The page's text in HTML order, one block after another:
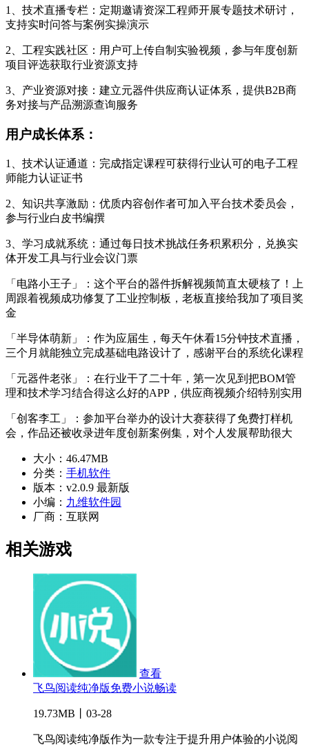
1、技术直播专栏：定期邀请资深工程师开展专题技术研讨，
支持实时问答与案例实操演示
2、工程实践社区：用户可上传自制实验视频，参与年度创新
项目评选获取行业资源支持
3、产业资源对接：建立元器件供应商认证体系，提供B2B商
务对接与产品溯源查询服务
用户成长体系：
1、技术认证通道：完成指定课程可获得行业认可的电子工程
师能力认证证书
2、知识共享激励：优质内容创作者可加入平台技术委员会，
参与行业白皮书编撰
3、学习成就系统：通过每日技术挑战任务积累积分，兑换实
体开发工具与行业会议门票
「电路小王子」：这个平台的器件拆解视频简直太硬核了！上
周跟着视频成功修复了工业控制板，老板直接给我加了项目奖
金
「半导体萌新」：作为应届生，每天午休看15分钟技术直播，
三个月就能独立完成基础电路设计了，感谢平台的系统化课程
「元器件老张」：在行业干了二十年，第一次见到把BOM管
理和技术学习结合得这么好的APP，供应商视频介绍特别实用
「创客李工」：参加平台举办的设计大赛获得了免费打样机
会，作品还被收录进年度创新案例集，对个人发展帮助很大
大小： 46.47MB
分类： 手机软件
版本： v2.0.9 最新版
小编： 九维软件园
厂商： 互联网
相关游戏
查看
飞鸟阅读纯净版免费小说畅读
19.73MB丨03-28
飞鸟阅读纯净版作为一款专注于提升用户体验的小说阅